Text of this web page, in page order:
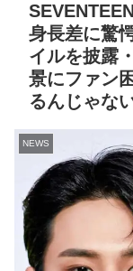
身長差に驚
イルを披露
景にファン
るんじゃな
NEWS